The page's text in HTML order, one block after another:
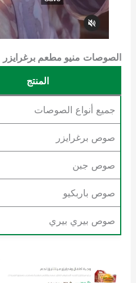
الصوصات منيو مطعم برغرايزر
المنتج
جميع أنواع الصوصات
صوص برغرايزر
صوص جبن
صوص باربكيو
صوص بيري بيري